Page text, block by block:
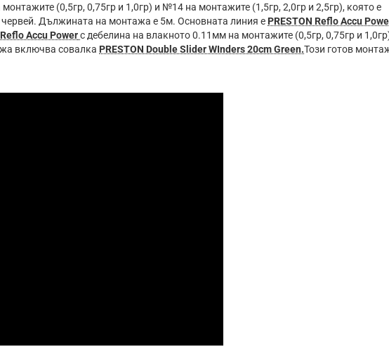
(0,5гр, 0,75гр и 1,0гр) и №14 на монтажите (1,5гр, 2,0гр и 2,5гр), ĸoятo е
червей. Дължината на монтажа е 5м. Основната линия е PRESTON Reflo Accu
Accu Powerс дебелина на влакното 0.11мм на монтажите (0,5гр, 0,75гр и
включва совалка PRESTON Double Slider WInders 20cm Green.Този готов